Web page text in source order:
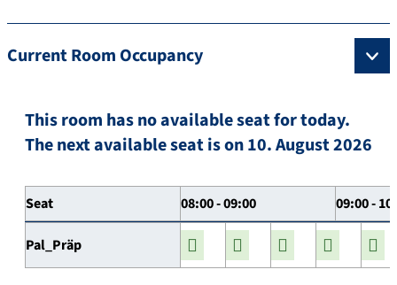
Current Room Occupancy
This room has no available seat for today.
The next available seat is on 10. August 2026
Seat 08:00 - 09:00 09:00 -
Pal_Präp